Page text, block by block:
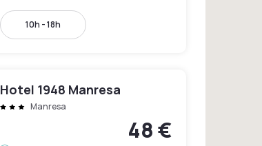
10h - 18h
Hotel 1948 Manresa
Manresa
48 €